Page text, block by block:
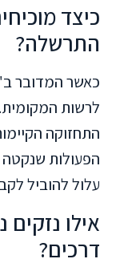
כיצד
התרשלה?
כאשר המדובר
לרשות
התחזוקה
הפעולות שנקטה
עלול להוביל
אילו נזקים
דרכים?